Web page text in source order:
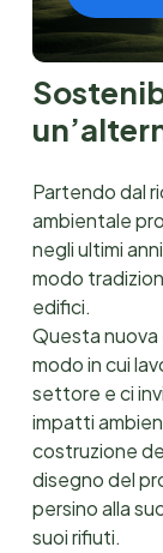
Partendo dal
ambientale
negli ultimi
modo
edifici.
Questa nuova
modo in cui
settore e ci
impatti
costruzione
disegno del
persino alla
suoi rifiuti.